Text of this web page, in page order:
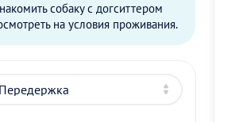
собаку с догситтером
на условия проживания.